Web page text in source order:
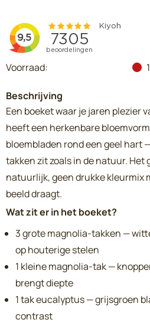
Voorraad: 1
Beschrijving
Een boeket waar je jaren plezier
heeft een herkenbare
bloembladen rond een geel hart
takken zit zoals in de natuur. Het
natuurlijk, geen drukke kleurmix
beeld draagt.
Wat zit er in het boeket?
3 grote magnolia-takken —
op houterige stelen
1 kleine magnolia-tak —
brengt diepte
1 tak eucalyptus — grijsgroen
contrast